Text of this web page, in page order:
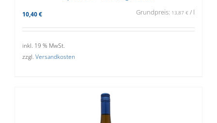
10,40 € Grundpreis: 13,87 € / l
inkl. 19 % MwSt.
zzgl. Versandkosten